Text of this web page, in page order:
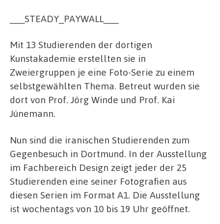
___STEADY_PAYWALL___
Mit 13 Studierenden der dortigen
Kunstakademie erstellten sie in
Zweiergruppen je eine Foto-Serie zu einem
selbstgewählten Thema. Betreut wurden sie
dort von Prof. Jörg Winde und Prof. Kai
Jünemann.
Nun sind die iranischen Studierenden zum
Gegenbesuch in Dortmund. In der Ausstellung
im Fachbereich Design zeigt jeder der 25
Studierenden eine seiner Fotografien aus
diesen Serien im Format A1. Die Ausstellung
ist wochentags von 10 bis 19 Uhr geöffnet.